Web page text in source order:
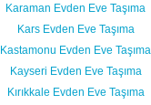
Karaman Evden Eve Taşıma
Kars Evden Eve Taşıma
Kastamonu Evden Eve Taşıma
Kayseri Evden Eve Taşıma
Kırıkkale Evden Eve Taşıma